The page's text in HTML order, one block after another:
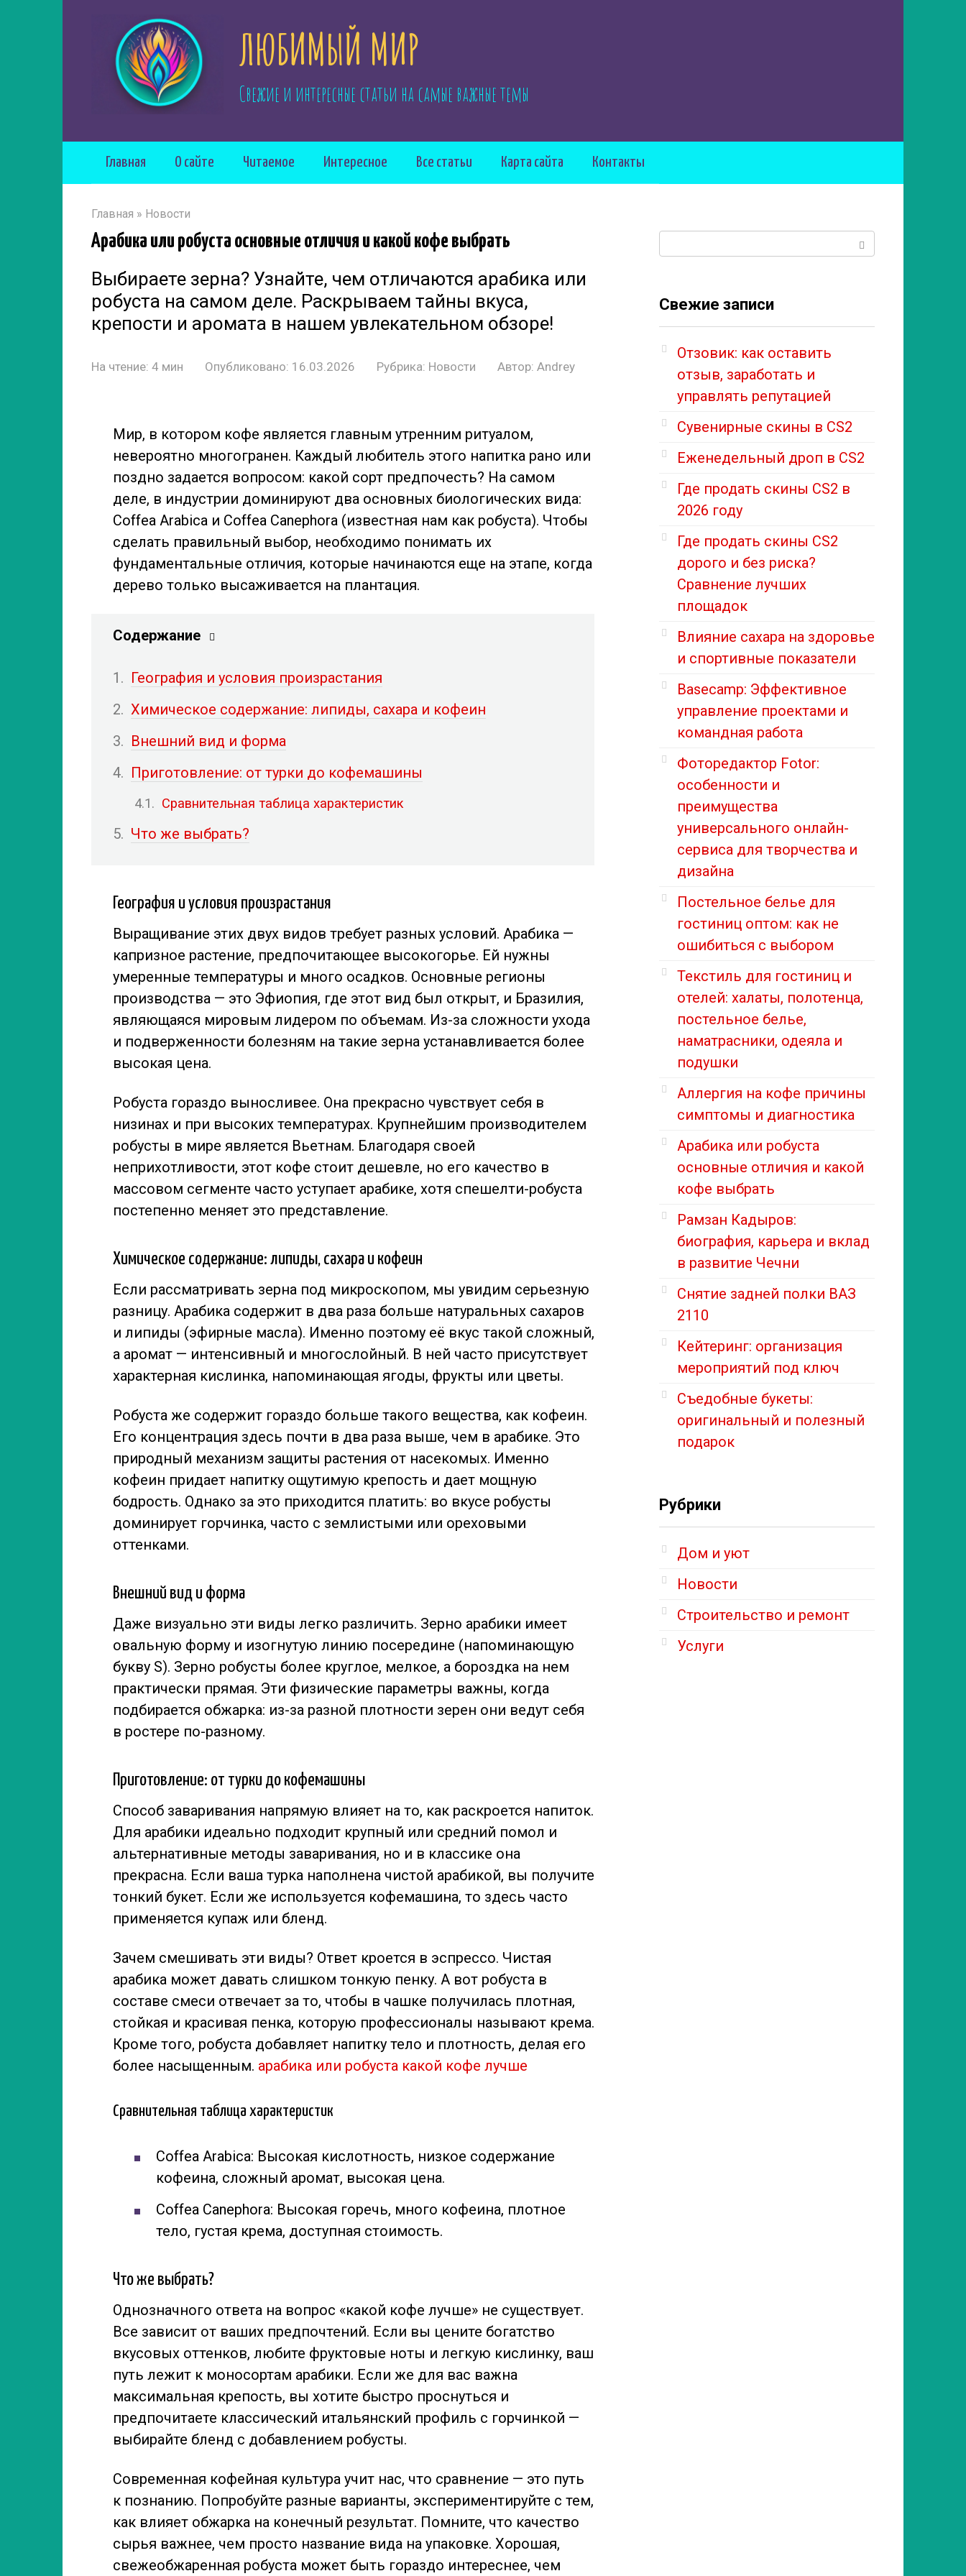
ЛЮБИМЫЙ МИР
Свежие и интересные статьи на самые важные темы
Главная О сайте Читаемое Интересное Все статьи Карта сайта Контакты
Главная » Новости
Арабика или робуста основные отличия и какой кофе выбрать
Выбираете зерна? Узнайте, чем отличаются арабика или
робуста на самом деле. Раскрываем тайны вкуса,
крепости и аромата в нашем увлекательном обзоре!
На чтение: 4 мин Опубликовано: 16.03.2026 Рубрика: Новости Автор: Andrey
Мир, в котором кофе является главным утренним ритуалом,
невероятно многогранен. Каждый любитель этого напитка рано или
поздно задается вопросом: какой сорт предпочесть? На самом
деле, в индустрии доминируют два основных биологических вида:
Coffea Arabica и Coffea Canephora (известная нам как робуста). Чтобы
сделать правильный выбор, необходимо понимать их
фундаментальные отличия, которые начинаются еще на этапе, когда
дерево только высаживается на плантация.
Содержание
География и условия произрастания
Химическое содержание: липиды, сахара и кофеин
Внешний вид и форма
Приготовление: от турки до кофемашины
Сравнительная таблица характеристик
Что же выбрать?
География и условия произрастания
Выращивание этих двух видов требует разных условий. Арабика —
капризное растение, предпочитающее высокогорье. Ей нужны
умеренные температуры и много осадков. Основные регионы
производства — это Эфиопия, где этот вид был открыт, и Бразилия,
являющаяся мировым лидером по объемам. Из-за сложности ухода
и подверженности болезням на такие зерна устанавливается более
высокая цена.
Робуста гораздо выносливее. Она прекрасно чувствует себя в
низинах и при высоких температурах. Крупнейшим производителем
робусты в мире является Вьетнам. Благодаря своей
неприхотливости, этот кофе стоит дешевле, но его качество в
массовом сегменте часто уступает арабике, хотя спешелти-робуста
постепенно меняет это представление.
Химическое содержание: липиды, сахара и кофеин
Если рассматривать зерна под микроскопом, мы увидим серьезную
разницу. Арабика содержит в два раза больше натуральных сахаров
и липиды (эфирные масла). Именно поэтому её вкус такой сложный,
а аромат — интенсивный и многослойный. В ней часто присутствует
характерная кислинка, напоминающая ягоды, фрукты или цветы.
Робуста же содержит гораздо больше такого вещества, как кофеин.
Его концентрация здесь почти в два раза выше, чем в арабике. Это
природный механизм защиты растения от насекомых. Именно
кофеин придает напитку ощутимую крепость и дает мощную
бодрость. Однако за это приходится платить: во вкусе робусты
доминирует горчинка, часто с землистыми или ореховыми
оттенками.
Внешний вид и форма
Даже визуально эти виды легко различить. Зерно арабики имеет
овальную форму и изогнутую линию посередине (напоминающую
букву S). Зерно робусты более круглое, мелкое, а бороздка на нем
практически прямая. Эти физические параметры важны, когда
подбирается обжарка: из-за разной плотности зерен они ведут себя
в ростере по-разному.
Приготовление: от турки до кофемашины
Способ заваривания напрямую влияет на то, как раскроется напиток.
Для арабики идеально подходит крупный или средний помол и
альтернативные методы заваривания, но и в классике она
прекрасна. Если ваша турка наполнена чистой арабикой, вы получите
тонкий букет. Если же используется кофемашина, то здесь часто
применяется купаж или бленд.
Зачем смешивать эти виды? Ответ кроется в эспрессо. Чистая
арабика может давать слишком тонкую пенку. А вот робуста в
составе смеси отвечает за то, чтобы в чашке получилась плотная,
стойкая и красивая пенка, которую профессионалы называют крема.
Кроме того, робуста добавляет напитку тело и плотность, делая его
более насыщенным. арабика или робуста какой кофе лучше
Сравнительная таблица характеристик
Coffea Arabica: Высокая кислотность, низкое содержание
кофеина, сложный аромат, высокая цена.
Coffea Canephora: Высокая горечь, много кофеина, плотное
тело, густая крема, доступная стоимость.
Что же выбрать?
Однозначного ответа на вопрос «какой кофе лучше» не существует.
Все зависит от ваших предпочтений. Если вы цените богатство
вкусовых оттенков, любите фруктовые ноты и легкую кислинку, ваш
путь лежит к моносортам арабики. Если же для вас важна
максимальная крепость, вы хотите быстро проснуться и
предпочитаете классический итальянский профиль с горчинкой —
выбирайте бленд с добавлением робусты.
Современная кофейная культура учит нас, что сравнение — это путь
к познанию. Попробуйте разные варианты, экспериментируйте с тем,
как влияет обжарка на конечный результат. Помните, что качество
сырья важнее, чем просто название вида на упаковке. Хорошая,
свежеобжаренная робуста может быть гораздо интереснее, чем
Свежие записи
Отзовик: как оставить
отзыв, заработать и
управлять репутацией
Сувенирные скины в CS2
Еженедельный дроп в CS2
Где продать скины CS2 в
2026 году
Где продать скины CS2
дорого и без риска?
Сравнение лучших
площадок
Влияние сахара на здоровье
и спортивные показатели
Basecamp: Эффективное
управление проектами и
командная работа
Фоторедактор Fotor:
особенности и
преимущества
универсального онлайн-
сервиса для творчества и
дизайна
Постельное белье для
гостиниц оптом: как не
ошибиться с выбором
Текстиль для гостиниц и
отелей: халаты, полотенца,
постельное белье,
наматрасники, одеяла и
подушки
Аллергия на кофе причины
симптомы и диагностика
Арабика или робуста
основные отличия и какой
кофе выбрать
Рамзан Кадыров:
биография, карьера и вклад
в развитие Чечни
Снятие задней полки ВАЗ
2110
Кейтеринг: организация
мероприятий под ключ
Съедобные букеты:
оригинальный и полезный
подарок
Рубрики
Дом и уют
Новости
Строительство и ремонт
Услуги